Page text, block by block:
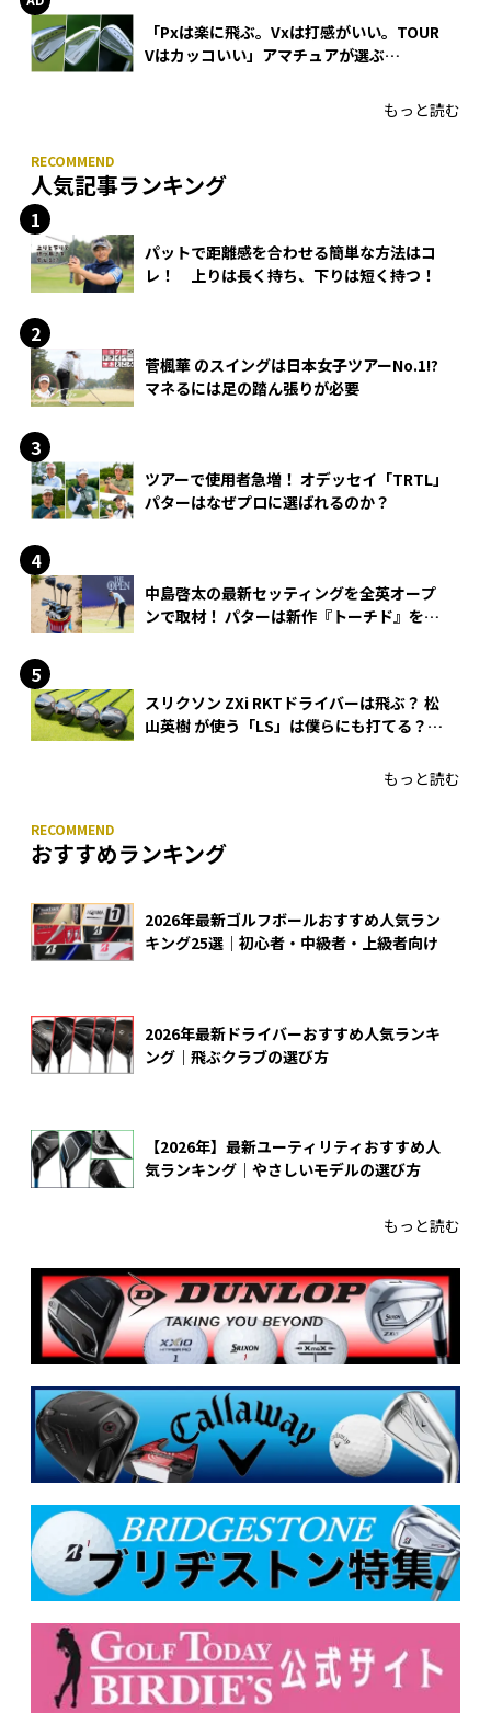
「Pxは楽に飛ぶ。Vxは打感がいい。TOUR
Vはカッコいい」アマチュアが選ぶ
もっと読む
人気記事ランキング
パットで距離感を合わせる簡単な方法はコ
レ！ 上りは長く持ち、下りは短く持つ！
菅楓華 のスイングは日本女子ツアーNo.1!?
マネるには足の踏ん張りが必要
ツアーで使用者急増！ オデッセイ「TRTL」
パターはなぜプロに選ばれるのか？
中島啓太の最新セッティングを全英オープ
ンで取材！ パターは新作『トーチド』を投
スリクソン ZXi RKTドライバーは飛ぶ？ 松
山英樹 が使う「LS」は僕らにも打てる？
もっと読む
おすすめランキング
2026年最新ゴルフボールおすすめ人気ラン
キング25選｜初心者・中級者・上級者向け
2026年最新ドライバーおすすめ人気ランキ
ング｜飛ぶクラブの選び方
【2026年】最新ユーティリティおすすめ人
気ランキング｜やさしいモデルの選び方
もっと読む